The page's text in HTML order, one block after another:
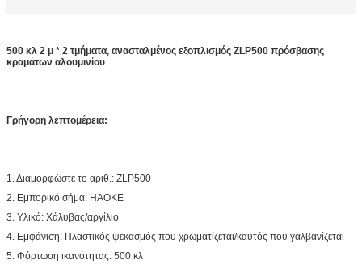
500 κλ 2 μ * 2 τμήματα, ανασταλμένος εξοπλισμός ZLP500 πρόσβασης
κραμάτων αλουμινίου
Γρήγορη λεπτομέρεια:
1. Διαμορφώστε το αριθ.: ZLP500
2. Εμπορικό σήμα: HAOKE
3. Υλικό: Χάλυβας/αργίλιο
4. Εμφάνιση: Πλαστικός ψεκασμός που χρωματίζεται/καυτός που γαλβανίζεται
5. Φόρτωση ικανότητας: 500 κλ